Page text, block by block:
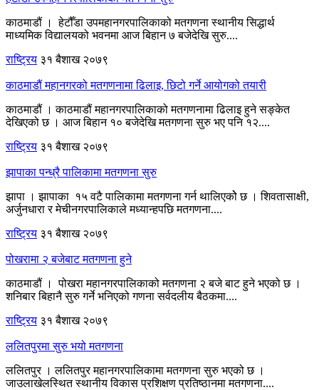
काठमाडौं । हेटौँडा उपमहानगरपालिकाको मतगणना स्थानीय सिद्धार्थ
माध्यमिक विद्यालयको भवनमा आज बिहान ७ बजेदेखि सुरु....
राष्ट्रिय ३१ बैशाख २०७९
काठमाडौं महानगरको मतगणनामा ढिलाइ, छिटो गर्ने आयोगको तयारी
काठमाडौं । काठमाडौं महानगरपालिकाको मतगणनामा ढिलाइ हुने सङ्केत
देखिएको छ । आज बिहान १० बजेदेखि मतगणना सुरु भए पनि १२....
राष्ट्रिय ३१ बैशाख २०७९
झापाका पन्ध्रै पालिकामा मतगणना सुरु
झापा । झापाका १५ वटै पालिकामा मतगणना गर्न थालिएकोे छ । शिवतासाक्षी,
अर्जुनधारा र मेचीनगरपालिकाले मध्यान्हपछि मतगणना....
राष्ट्रिय ३१ बैशाख २०७९
पोखरामा २ बजेबाट मतगणना हुने
काठमाडौं । पोखरा महानगरपालिकाको मतगणना २ बजे बाट हुने भएको छ ।
शनिबार बिहानै सुरु गर्ने भनिएको गणना सर्वदलीय बैठकमा....
राष्ट्रिय ३१ बैशाख २०७९
ललितपुरमा सुरु भयो मतगणना
ललितपुर । ललितपुर महानगरपालिकामा मतगणना सुरु भएको छ ।
जाउलाखेलस्थित स्थानीय विकास प्रशिक्षण प्रतिष्ठानमा मतगणना....